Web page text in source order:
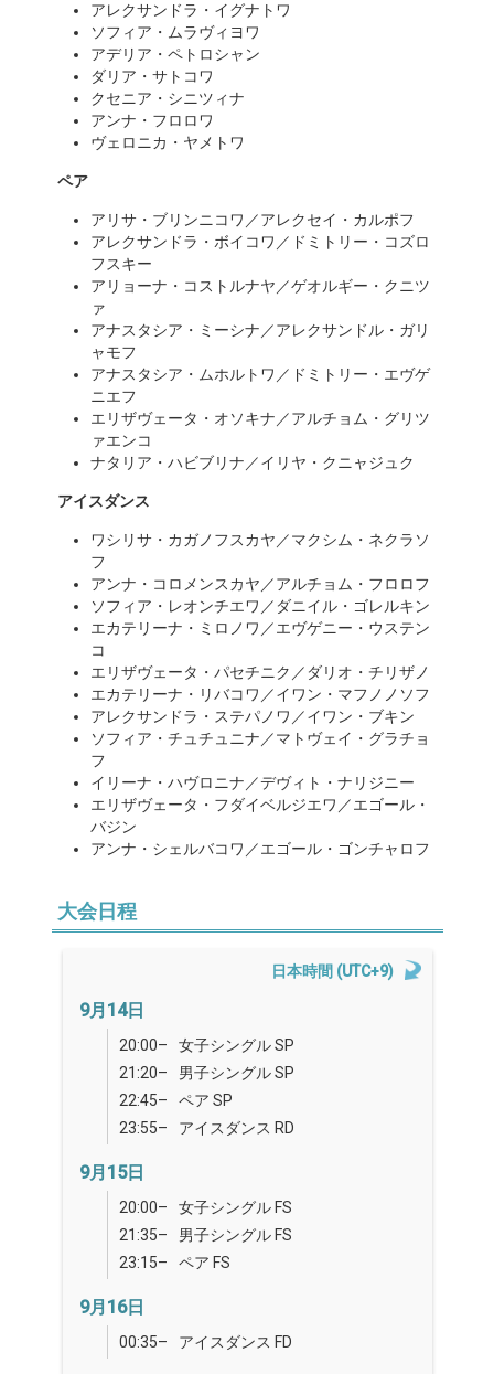
アレクサンドラ・イグナトワ
ソフィア・ムラヴィヨワ
アデリア・ペトロシャン
ダリア・サトコワ
クセニア・シニツィナ
アンナ・フロロワ
ヴェロニカ・ヤメトワ
ペア
アリサ・ブリンニコワ／アレクセイ・カルポフ
アレクサンドラ・ボイコワ／ドミトリー・コズロ
フスキー
アリョーナ・コストルナヤ／ゲオルギー・クニツ
ァ
アナスタシア・ミーシナ／アレクサンドル・ガリ
ャモフ
アナスタシア・ムホルトワ／ドミトリー・エヴゲ
ニエフ
エリザヴェータ・オソキナ／アルチョム・グリツ
ァエンコ
ナタリア・ハビブリナ／イリヤ・クニャジュク
アイスダンス
ワシリサ・カガノフスカヤ／マクシム・ネクラソ
フ
アンナ・コロメンスカヤ／アルチョム・フロロフ
ソフィア・レオンチエワ／ダニイル・ゴレルキン
エカテリーナ・ミロノワ／エヴゲニー・ウステン
コ
エリザヴェータ・パセチニク／ダリオ・チリザノ
エカテリーナ・リバコワ／イワン・マフノノソフ
アレクサンドラ・ステパノワ／イワン・ブキン
ソフィア・チュチュニナ／マトヴェイ・グラチョ
フ
イリーナ・ハヴロニナ／デヴィト・ナリジニー
エリザヴェータ・フダイベルジエワ／エゴール・
バジン
アンナ・シェルバコワ／エゴール・ゴンチャロフ
大会日程
日本時間 (UTC+9)
9月14日
20:00–
女子シングル SP
21:20–
男子シングル SP
22:45–
ペア SP
23:55–
アイスダンス RD
9月15日
20:00–
女子シングル FS
21:35–
男子シングル FS
23:15–
ペア FS
9月16日
00:35– アイスダンス FD